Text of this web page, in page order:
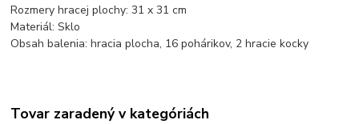
Rozmery hracej plochy: 31 x 31 cm
Materiál: Sklo
Obsah balenia: hracia plocha, 16 pohárikov, 2 hracie kocky
Tovar zaradený v kategóriách